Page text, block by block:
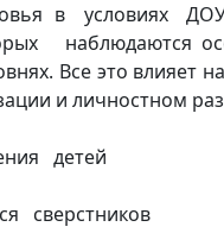
в условиях
Все это влияет
и личностном
детей
сверстников